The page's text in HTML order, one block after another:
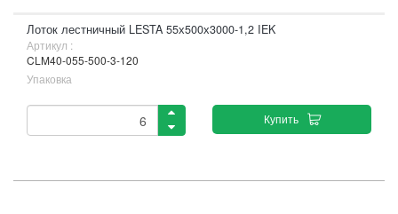
Лоток лестничный LESTA 55х500х3000-1,2 IEK
Артикул :
CLM40-055-500-3-120
Упаковка
Купить